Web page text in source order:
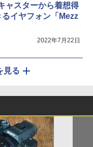
ャスターから着想得
イヤフォン「Mezz
2022年7月22日
見る